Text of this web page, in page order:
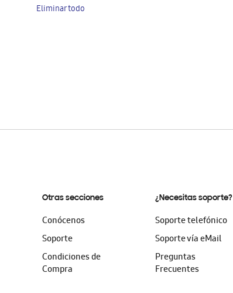
Eliminar todo
Otras secciones
Conócenos
Soporte
Condiciones de
Compra
¿Necesitas soporte?
Soporte telefónico
Soporte vía eMail
Preguntas
Frecuentes